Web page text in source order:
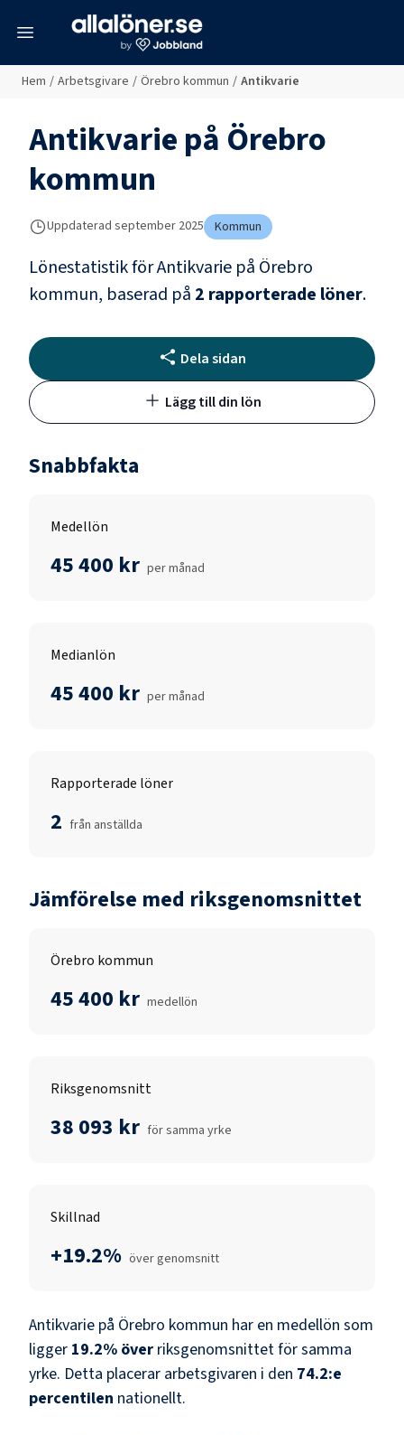
Hem / Arbetsgivare / Örebro kommun / Antikvarie
Antikvariepå Örebro
kommun
Uppdaterad september 2025 Kommun
Lönestatistik förAntikvarie på Örebro
kommun, baserad på 2 rapporterade löner.
Dela sidan
Lägg till din lön
Snabbfakta
Medellön
45 400 kr per månad
Medianlön
45 400 kr per månad
Rapporterade löner
2 från anställda
Jämförelse med riksgenomsnittet
Örebro kommun
45 400 kr medellön
Riksgenomsnitt
38 093 kr för samma yrke
Skillnad
+19.2% över genomsnitt
Antikvarie på Örebro kommun har en medellön som
ligger 19.2% över riksgenomsnittet för samma
yrke. Detta placerar arbetsgivaren i den 74.2:e
percentilen nationellt.